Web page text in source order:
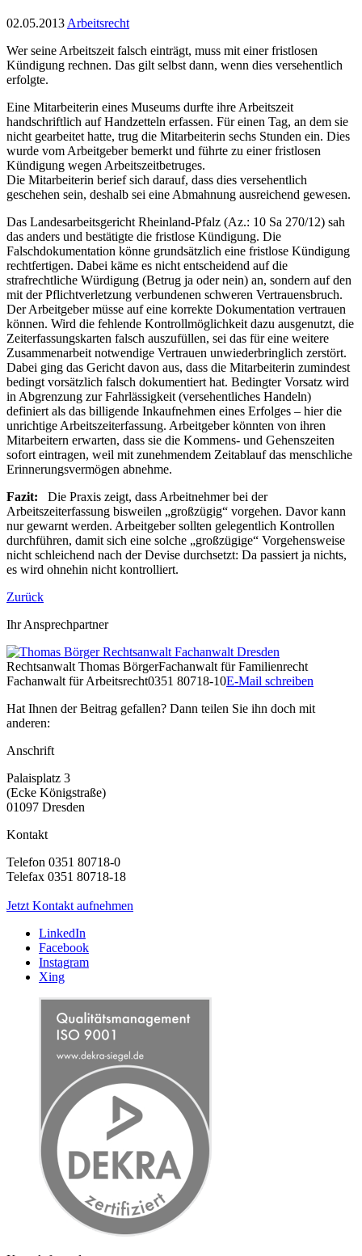
02.05.2013 Arbeitsrecht
Wer seine Arbeitszeit falsch einträgt, muss mit einer fristlosen
Kündigung rechnen. Das gilt selbst dann, wenn dies versehentlich
erfolgte.
Eine Mitarbeiterin eines Museums durfte ihre Arbeitszeit
handschriftlich auf Handzetteln erfassen. Für einen Tag, an dem sie
nicht gearbeitet hatte, trug die Mitarbeiterin sechs Stunden ein. Dies
wurde vom Arbeitgeber bemerkt und führte zu einer fristlosen
Kündigung wegen Arbeitszeitbetruges.
Die Mitarbeiterin berief sich darauf, dass dies versehentlich
geschehen sein, deshalb sei eine Abmahnung ausreichend gewesen.
Das Landesarbeitsgericht Rheinland-Pfalz (Az.: 10 Sa 270/12) sah
das anders und bestätigte die fristlose Kündigung. Die
Falschdokumentation könne grundsätzlich eine fristlose Kündigung
rechtfertigen. Dabei käme es nicht entscheidend auf die
strafrechtliche Würdigung (Betrug ja oder nein) an, sondern auf den
mit der Pflichtverletzung verbundenen schweren Vertrauensbruch.
Der Arbeitgeber müsse auf eine korrekte Dokumentation vertrauen
können. Wird die fehlende Kontrollmöglichkeit dazu ausgenutzt, die
Zeiterfassungskarten falsch auszufüllen, sei das für eine weitere
Zusammenarbeit notwendige Vertrauen unwiederbringlich zerstört.
Dabei ging das Gericht davon aus, dass die Mitarbeiterin zumindest
bedingt vorsätzlich falsch dokumentiert hat. Bedingter Vorsatz wird
in Abgrenzung zur Fahrlässigkeit (versehentliches Handeln)
definiert als das billigende Inkaufnehmen eines Erfolges – hier die
unrichtige Arbeitszeiterfassung. Arbeitgeber könnten von ihren
Mitarbeitern erwarten, dass sie die Kommens- und Gehenszeiten
sofort eintragen, weil mit zunehmendem Zeitablauf das menschliche
Erinnerungsvermögen abnehme.
Fazit: Die Praxis zeigt, dass Arbeitnehmer bei der
Arbeitszeiterfassung bisweilen „großzügig“ vorgehen. Davor kann
nur gewarnt werden. Arbeitgeber sollten gelegentlich Kontrollen
durchführen, damit sich eine solche „großzügige“ Vorgehensweise
nicht schleichend nach der Devise durchsetzt: Da passiert ja nichts,
es wird ohnehin nicht kontrolliert.
Zurück
Ihr Ansprechpartner
Rechtsanwalt Thomas BörgerFachanwalt für Familienrecht
Fachanwalt für Arbeitsrecht0351 80718-10E-Mail schreiben
Hat Ihnen der Beitrag gefallen? Dann teilen Sie ihn doch mit
anderen:
Anschrift
Palaisplatz 3
(Ecke Königstraße)
01097 Dresden
Kontakt
Telefon 0351 80718-0
Telefax 0351 80718-18
Jetzt Kontakt aufnehmen
LinkedIn
Facebook
Instagram
Xing